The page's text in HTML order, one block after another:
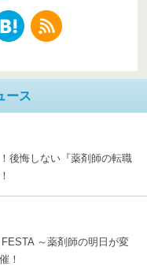
ース
後悔しない『薬剤師の転職
～薬剤師の明日が変
！